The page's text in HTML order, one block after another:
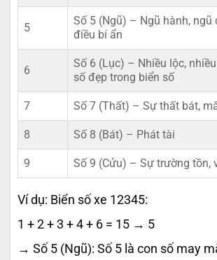
5
Số 5 (Ngũ) – Ngũ hành, ngũ
điều bí ẩn
6
Số 6 (Lục) – Nhiều lộc,
số đẹp trong biển số
7 Số 7 (Thất) – Sự thất bát,
8 Số 8 (Bát) – Phát tài
9 Số 9 (Cửu) – Sự trường tồn,
Ví dụ: Biển số xe 12345:
1 + 2 + 3 + 4 + 6 = 15 → 5
→ Số 5 (Ngũ): Số 5 là con số may